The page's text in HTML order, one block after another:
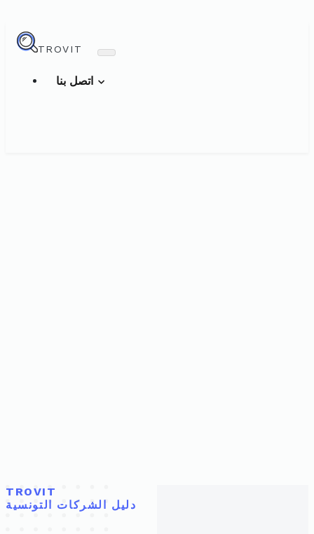
TROVIT
TROVIT
دليل الشركات التونسية